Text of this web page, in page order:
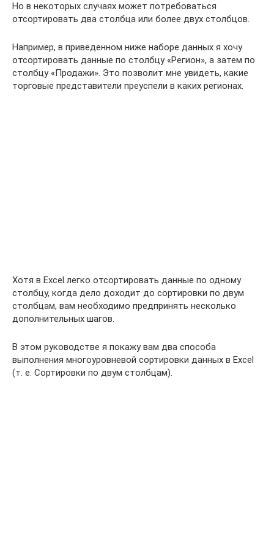
Но в некоторых случаях может потребоваться
отсортировать два столбца или более двух столбцов.
Например, в приведенном ниже наборе данных я хочу
отсортировать данные по столбцу «Регион», а затем по
столбцу «Продажи». Это позволит мне увидеть, какие
торговые представители преуспели в каких регионах.
Хотя в Excel легко отсортировать данные по одному
столбцу, когда дело доходит до сортировки по двум
столбцам, вам необходимо предпринять несколько
дополнительных шагов.
В этом руководстве я покажу вам два способа
выполнения многоуровневой сортировки данных в Excel
(т. е. Сортировки по двум столбцам).